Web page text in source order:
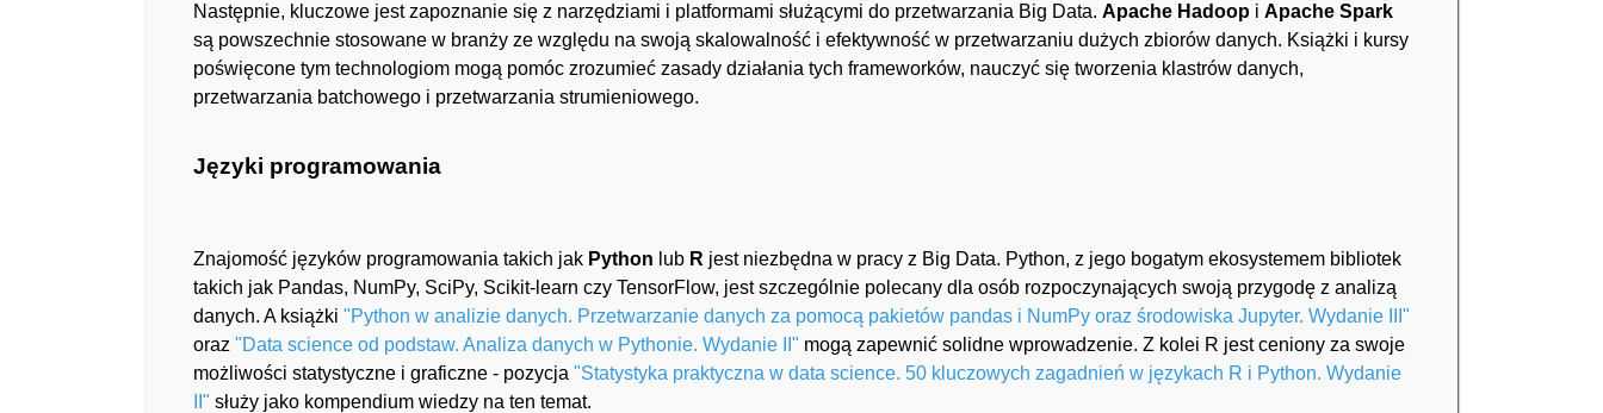
Następnie, kluczowe jest zapoznanie się z narzędziami i platformami służącymi do przetwarzania Big Data. Apache Hadoop i Apache Spark
są powszechnie stosowane w branży ze względu na swoją skalowalność i efektywność w przetwarzaniu dużych zbiorów danych. Książki i kursy
poświęcone tym technologiom mogą pomóc zrozumieć zasady działania tych frameworków, nauczyć się tworzenia klastrów danych,
przetwarzania batchowego i przetwarzania strumieniowego.
Języki programowania
Znajomość języków programowania takich jak Python lub R jest niezbędna w pracy z Big Data. Python, z jego bogatym ekosystemem bibliotek
takich jak Pandas, NumPy, SciPy, Scikit-learn czy TensorFlow, jest szczególnie polecany dla osób rozpoczynających swoją przygodę z analizą
danych. A książki "Python w analizie danych. Przetwarzanie danych za pomocą pakietów pandas i NumPy oraz środowiska Jupyter. Wydanie III"
oraz "Data science od podstaw. Analiza danych w Pythonie. Wydanie II" mogą zapewnić solidne wprowadzenie. Z kolei R jest ceniony za swoje
możliwości statystyczne i graficzne - pozycja "Statystyka praktyczna w data science. 50 kluczowych zagadnień w językach R i Python. Wydanie
II" służy jako kompendium wiedzy na ten temat.